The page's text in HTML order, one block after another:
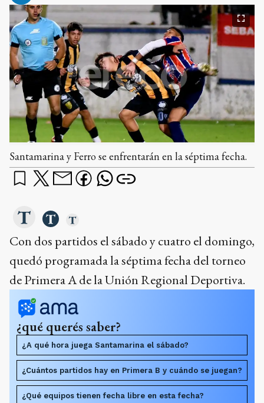
Santamarina y Ferro se enfrentarán en la séptima fecha.
Con dos partidos el sábado y cuatro el domingo,
quedó programada la séptima fecha del torneo
de Primera A de la Unión Regional Deportiva.
¿qué querés saber?
¿A qué hora juega Santamarina el sábado?
¿Cuántos partidos hay en Primera B y cuándo se juegan?
¿Qué equipos tienen fecha libre en esta fecha?